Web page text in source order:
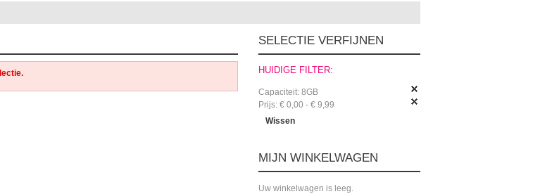
SELECTIE VERFIJNEN
HUIDIGE FILTER:
Capaciteit: 8GB
Prijs: € 0,00 - € 9,99
Wissen
MIJN WINKELWAGEN
Uw winkelwagen is leeg.